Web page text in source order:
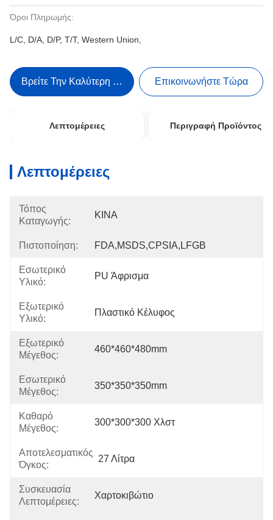
Όροι Πληρωμής:
L/C, D/A, D/P, T/T, Western Union,
Βρείτε Την Καλύτερη Τιμή Επικοινωνήστε Τώρα
Λεπτομέρειες Περιγραφή Προϊόντος
Λεπτομέρειες
Τόπος
Καταγωγής:
ΚΙΝΑ
Πιστοποίηση: FDA,MSDS,CPSIA,LFGB
Εσωτερικό
Υλικό:
PU Άφρισμα
Εξωτερικό
Υλικό:
Πλαστικό Κέλυφος
Εξωτερικό
Μέγεθος:
460*460*480mm
Εσωτερικό
Μέγεθος:
350*350*350mm
Καθαρό
Μέγεθος:
300*300*300 Χλστ
Αποτελεσματικός
Όγκος:
27 Λίτρα
Συσκευασία
Λεπτομέρειες:
Χαρτοκιβώτιο